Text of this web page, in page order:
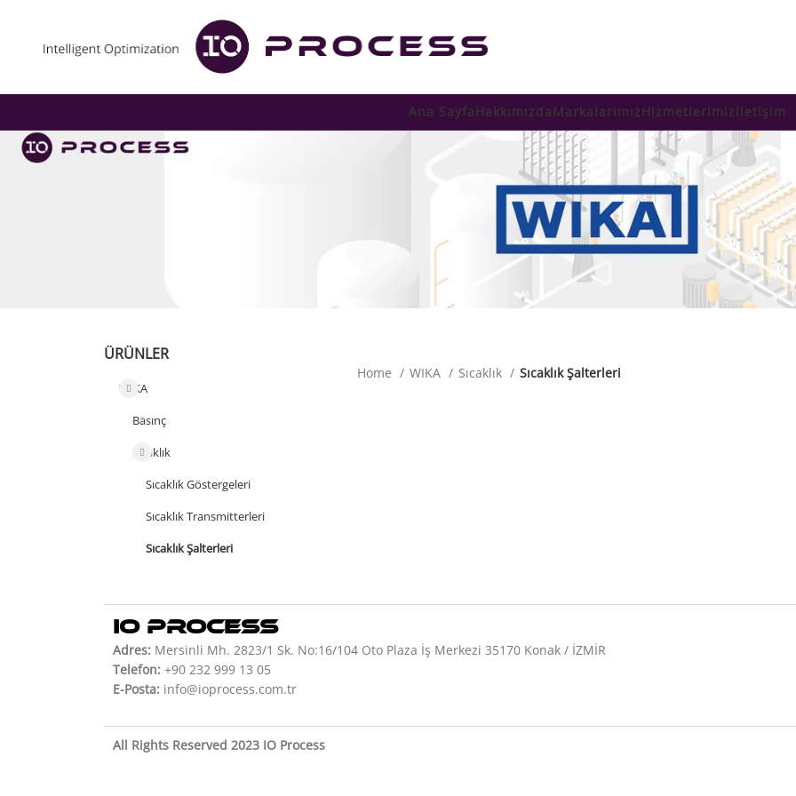
Ana SayfaHakkımızdaMarkalarımızHizmetlerimiz İletişim
ÜRÜNLER
WIKA
Basınç
Sıcaklık
Sıcaklık Göstergeleri
Sıcaklık Transmitterleri
Sıcaklık Şalterleri
Home WIKA Sıcaklık Sıcaklık Şalterleri
IO PROCESS
Adres: Mersinli Mh. 2823/1 Sk. No:16/104 Oto Plaza İş Merkezi 35170 Konak / İZMİR
Telefon: +90 232 999 13 05
E-Posta: info@ioprocess.com.tr
All Rights Reserved 2023 IO Process